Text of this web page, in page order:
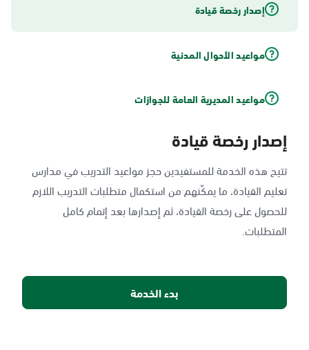
إصدار رخصة قيادة
مواعيد الأحوال المدنية
مواعيد المديرية العامة للجوازات
إصدار رخصة قيادة
تتيح هذه الخدمة للمستفيدين حجز مواعيد التدريب في مدارس
تعليم القيادة، ما يمكّنهم من استكمال متطلبات التدريب اللازم
للحصول على رخصة القيادة، ثم إصدارها بعد إتمام كامل
المتطلبات.
بدء الخدمة